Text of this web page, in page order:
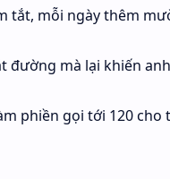
tắt, mỗi ngày thêm
đường mà lại khiến
phiền gọi tới 120 cho